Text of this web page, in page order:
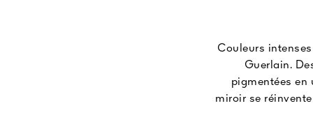
Couleurs
Guerlain.
pigmentées en
miroir se